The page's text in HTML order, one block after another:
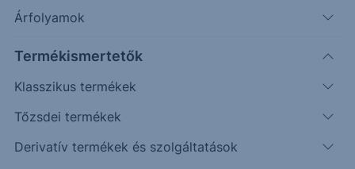
Árfolyamok
Termékismertetők
Klasszikus termékek
Tőzsdei termékek
Derivatív termékek és szolgáltatások
Alapkezelő
ISIN
LU0122376428
Időtáv
Hosszútáv